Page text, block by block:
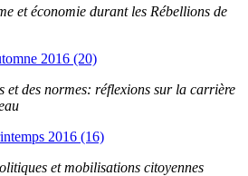
et économie durant les Rébellions de
2016 (20)
et des normes: réflexions sur la carrière
2016 (16)
et mobilisations citoyennes